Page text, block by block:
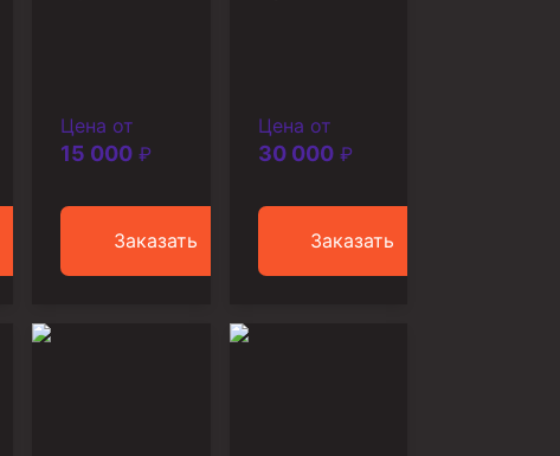
Цена от
15 000 ₽
Заказать
Цена от
30 000₽
Заказать